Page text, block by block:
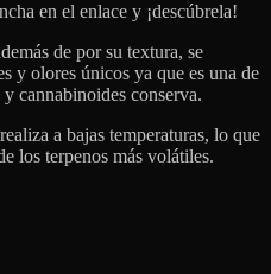
en el enlace y ¡descúbrela!
de por su textura, se
y olores únicos ya que es una de
cannabinoides conserva.
a bajas temperaturas, lo que
los terpenos más volátiles.